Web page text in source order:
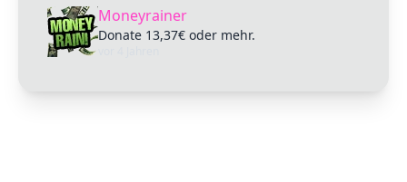
Moneyrainer
Donate 13,37€ oder mehr.